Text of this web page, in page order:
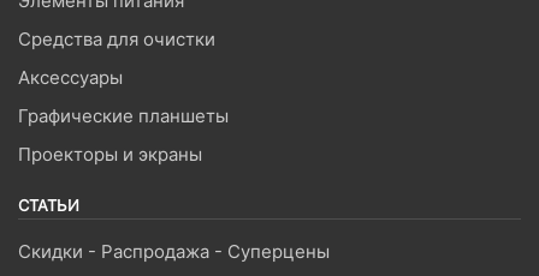
Средства для очистки
Аксессуары
Графические планшеты
Проекторы и экраны
СТАТЬИ
Скидки - Распродажа - Суперцены